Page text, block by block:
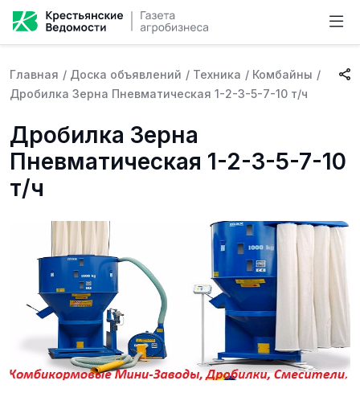
Главная / Доска объявлений / Техника / Комбайны /
Дробилка Зерна Пневматическая 1-2-3-5-7-10 т/ч
Дробилка Зерна
Пневматическая 1-2-3-5-7-10
т/ч